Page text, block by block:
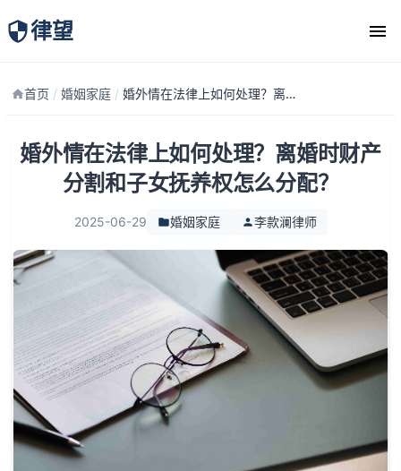
律望
律师团队
首页 / 婚姻家庭 / 婚外情在法律上如何处理？离婚时财产分割和子女抚养权怎么分配？
婚外情在法律上如何处理？离婚时财产
分割和子女抚养权怎么分配？
2025-06-29 婚姻家庭 李款澜律师